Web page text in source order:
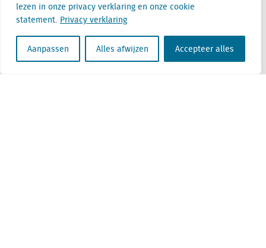
lezen in onze privacy verklaring en onze cookie
statement. Privacy verklaring
Aanpassen Alles afwijzen Accepteer alles
België
Cantersteen 47
1000 Brussel